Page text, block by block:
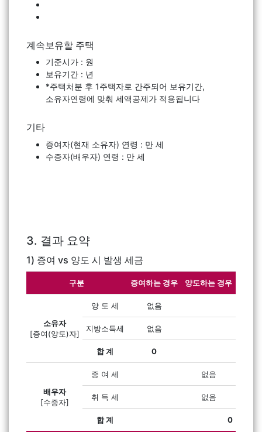
계속보유할 주택
기준시가 : 원
보유기간 : 년
*주택처분 후 1주택자로 간주되어 보유기간,
소유자연령에 맞춰 세액공제가 적용됩니다
기타
증여자(현재 소유자) 연령 : 만 세
수증자(배우자) 연령 : 만 세
3. 결과 요약
1) 증여 vs 양도 시 발생 세금
구분 증여하는 경우 양도하는 경우
소유자
[증여(양도)자]
양 도 세 없음
지방소득세 없음
합 계 0
배우자
[수증자]
증 여 세 없음
취 득 세 없음
합 계 0